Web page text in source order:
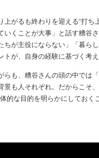
がるも終わりを迎える“打ち
くことが大事」と話す糟谷
ちが主役にならない」「暮ら
が、自身の経験に基づく考
も、糟谷さんの頭の中では
景も人それぞれ。だからこそ
的な目的を明らかにしておく